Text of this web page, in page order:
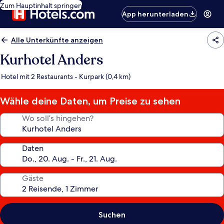
Zum Hauptinhalt springen
App herunterladen
Alle Unterkünfte anzeigen
Kurhotel Anders
Hotel mit 2 Restaurants - Kurpark (0,4 km)
Wähle deine Daten, um Preise zu sehen
Wo soll’s hingehen?
Daten
Gäste
Suchen